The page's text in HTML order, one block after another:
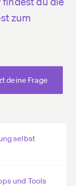
zum
deine Frage
selbst
und Tools